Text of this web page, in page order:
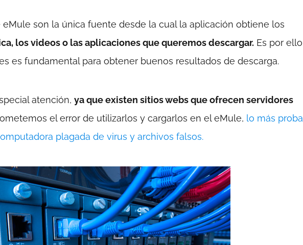
son la única fuente desde la cual la aplicación obtiene los
los videos o las aplicaciones que queremos descargar. Es por
es fundamental para obtener buenos resultados de descarga.
atención, ya que existen sitios webs que ofrecen servidores
el error de utilizarlos y cargarlos en el eMule, lo más
plagada de virus y archivos falsos.